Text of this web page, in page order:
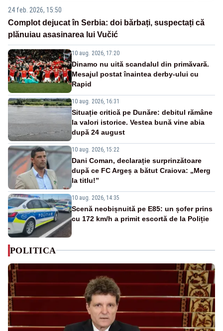
24 feb. 2026, 15:50
Complot dejucat în Serbia: doi bărbați, suspectați că
plănuiau asasinarea lui Vučić
10 aug. 2026, 17:20
Dinamo nu uită scandalul din primăvară.
Mesajul postat înaintea derby-ului cu
Rapid
10 aug. 2026, 16:31
Situație critică pe Dunăre: debitul rămâne
la valori istorice. Vestea bună vine abia
după 24 august
10 aug. 2026, 15:22
Dani Coman, declarație surprinzătoare
după ce FC Argeș a bătut Craiova: „Merg
la titlu!”
10 aug. 2026, 14:35
Scenă neobișnuită pe E85: un șofer prins
cu 172 km/h a primit escortă de la Poliție
POLITICA